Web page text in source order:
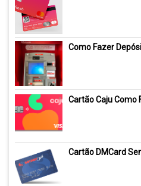
Como Fazer
Cartão Caju Como
Cartão DMCard